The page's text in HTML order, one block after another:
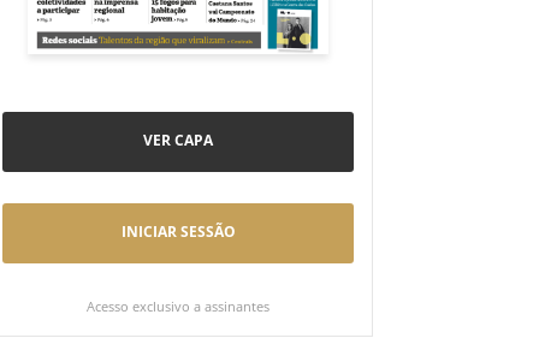
VER CAPA
INICIAR SESSÃO
Acesso exclusivo a assinantes